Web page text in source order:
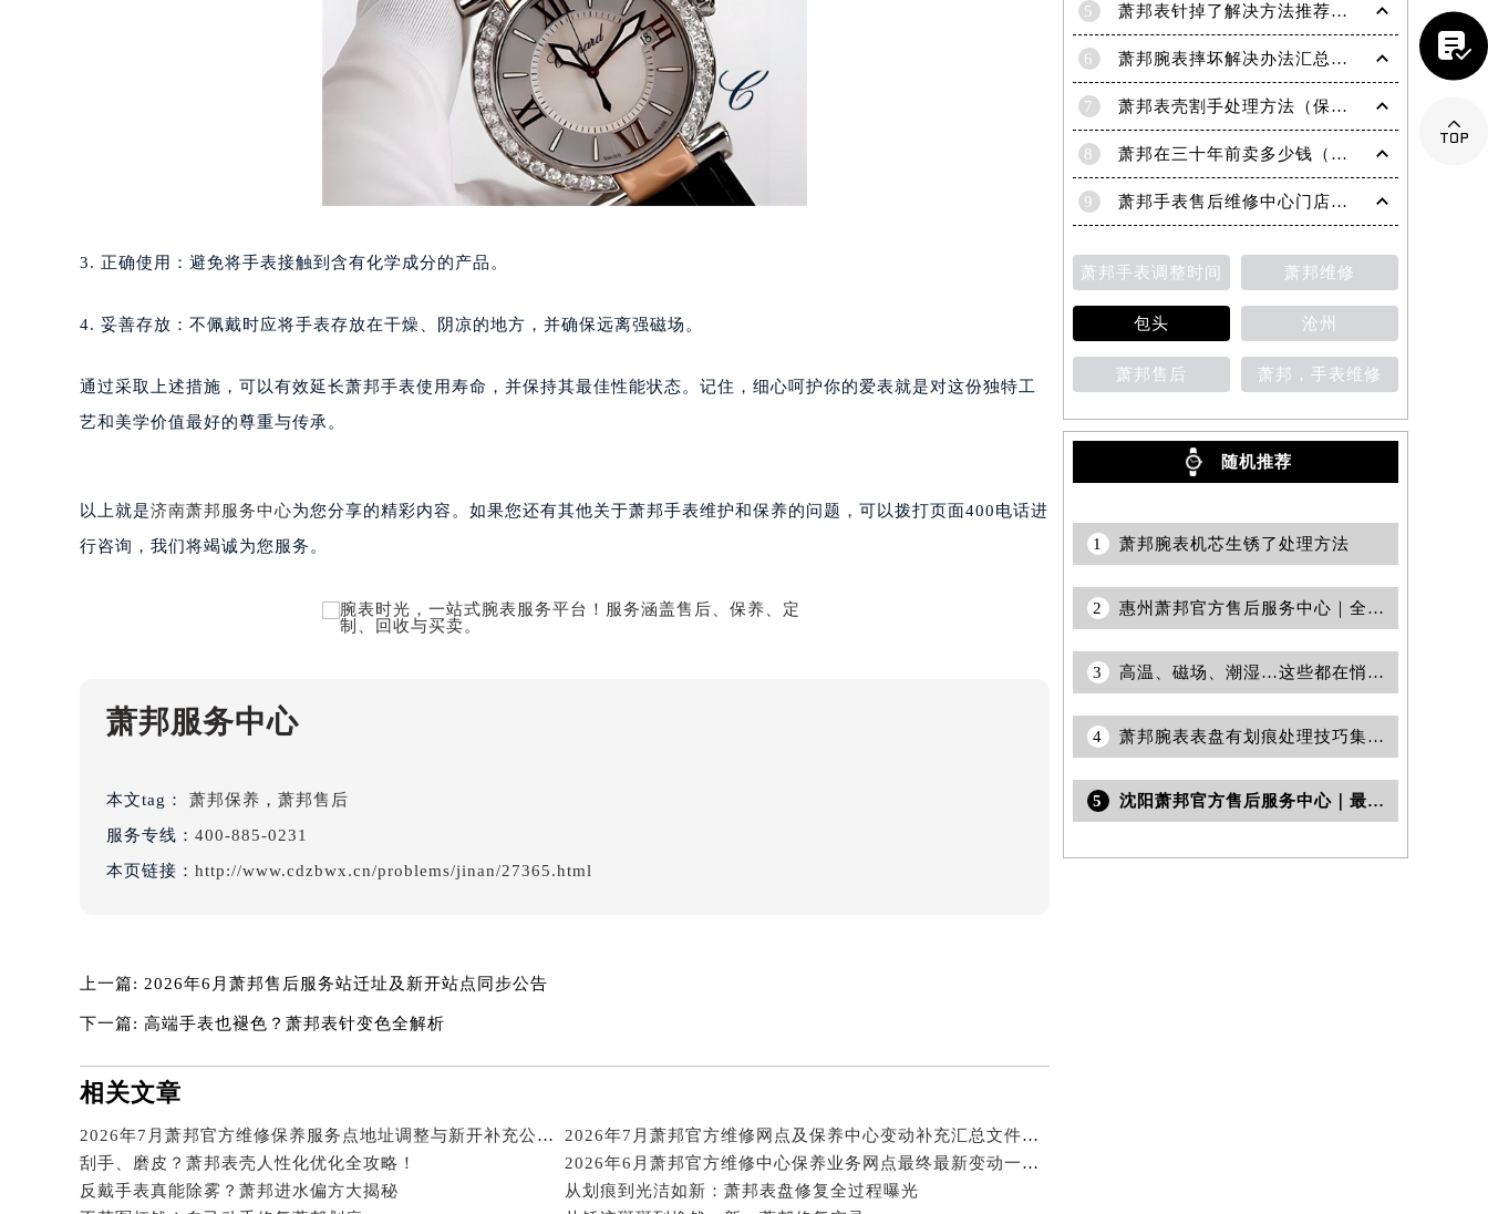
黑龙江省黑河市爱辉区中央街萧邦售后服务中心（需提前预约）
黑龙江省鸡西市鸡冠区红军路萧邦售后服务中心（需提前预约）
黑龙江省佳木斯市向阳区长安路萧邦售后服务中心（需提前预约）
黑龙江省牡丹江市东安区太平路萧邦售后服务中心（需提前预约）
黑龙江省七台河市桃山区大同街萧邦售后服务中心（需提前预约）
黑龙江省齐齐哈尔市龙沙区龙华路萧邦售后服务中心（需提前预约）
黑龙江省双鸭山市尖山区新兴大街萧邦售后服务中心（需提前预约）
黑龙江省伊春市伊美区通河路萧邦售后服务中心（需提前预约）
吉林省白山市浑江区浑江大街萧邦售后服务中心（需提前预约）
吉林省辽源市龙山区人民大街萧邦售后服务中心（需提前预约）
吉林省梅河口市新华街道梅河大街萧邦售后服务中心（需提前预约）
吉林省通化市东昌区环通乡江南大街萧邦售后服务中心（需提前预约）
吉林省延边市延吉市解放路萧邦售后服务中心（需提前预约）
辽宁省本溪市平山区胜利路萧邦售后服务中心（需提前预约）
辽宁省朝阳市双塔区新华路萧邦售后服务中心（需提前预约）
辽宁省阜新市海州区解放大街萧邦售后服务中心（需提前预约）
辽宁省铁岭市银州区南马路萧邦售后服务中心（需提前预约）
辽宁省沈阳市沈河区中街路83号亨得利名表维修授权店1楼萧邦售后服务中心（需提前预约）
北京市东城区东长安街1号王府井东方广场W3座6层602室萧邦售后服务中心（需提前预约）
河北省保定市竞秀区朝阳北大街北国先天下萧邦售后服务中心（需提前预约）
内蒙古自治区巴彦淖尔市临河区新华街萧邦售后服务中心（需提前预约）
内蒙古自治区包头市青山区幸福路甲3号王府井百货名表维修萧邦售后服务中心（需提前预约）
内蒙古自治区赤峰市红山区哈达街萧邦售后服务中心（需提前预约）
3. 正确使用：避免将手表接触到含有化学成分的产品。
4. 妥善存放：不佩戴时应将手表存放在干燥、阴凉的地方，并确保远离强磁场。
通过采取上述措施，可以有效延长萧邦手表使用寿命，并保持其最佳性能状态。记住，细心呵护你的爱表就是对这份独特工
艺和美学价值最好的尊重与传承。
以上就是济南萧邦服务中心为您分享的精彩内容。如果您还有其他关于萧邦手表维护和保养的问题，可以拨打页面400电话进
行咨询，我们将竭诚为您服务。
萧邦服务中心
本文tag： 萧邦保养 ， 萧邦售后
服务专线： 400-885-0231
本页链接： http://www.cdzbwx.cn/problems/jinan/27365.html
上一篇: 2026年6月萧邦售后服务站迁址及新开站点同步公告
下一篇: 高端手表也褪色？萧邦表针变色全解析
相关文章
2026年7月萧邦官方维修保养服务点地址调整与新开补充公示文件
2026年7月萧邦官方维修网点及保养中心变动补充汇总文件内容最终公开
刮手、磨皮？萧邦表壳人性化优化全攻略！
2026年6月萧邦官方维修中心保养业务网点最终最新变动一览表
反戴手表真能除雾？萧邦进水偏方大揭秘
从划痕到光洁如新：萧邦表盘修复全过程曝光
5 萧邦表针掉了解决方法推荐（轻松修复你的爱表）
6 萧邦腕表摔坏解决办法汇总（专业修复与日常保养技巧）
7 萧邦表壳割手处理方法（保养与修复技巧指南）
8 萧邦在三十年前卖多少钱（名表价格变迁的历史洞察）
9 萧邦手表售后维修中心门店地址
萧邦手表调整时间 萧邦维修
包头 沧州
萧邦售后 萧邦，手表维修
随机推荐
1 萧邦腕表机芯生锈了处理方法
2 惠州萧邦官方售后服务中心｜全新官方电话和维修地址权威信息公示（2026年7月更新）
3 高温、磁场、潮湿…这些都在悄悄影响你的萧邦！
4 萧邦腕表表盘有划痕处理技巧集锦（修复方法与保养秘诀）
5 沈阳萧邦官方售后服务中心｜最新电话和完整地址权威信息公示（2026年7月更新）

